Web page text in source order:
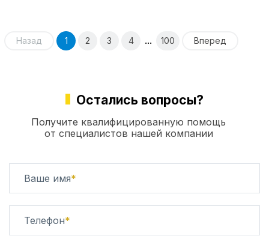
Назад 1 2 3 4 ... 100 Вперед
Остались вопросы?
Получите квалифицированную помощь
от специалистов нашей компании
Ваше имя*
Телефон*